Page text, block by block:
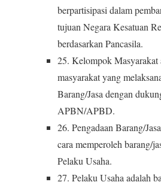
berpartisipasi dalam
tujuan Negara Kesatuan
berdasarkan Pancasila.
25. Kelompok Masyarakat
masyarakat yang
Barang/Jasa dengan
APBN/APBD.
26. Pengadaan Barang/
cara memperoleh barang/
Pelaku Usaha.
27. Pelaku Usaha adalah